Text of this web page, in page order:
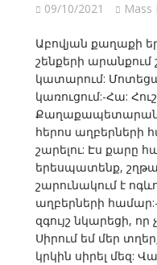
09/10/2021 Mass
Աբովյան քաղաքի
շենքերի արանքում
կատարում:
կառուցում:-Հա:
Քաղաքապետարանը,
հերոս աղբերների
շարելու: Էս քարը
երեսպատենք,
շարունակում է
աղբերների
զգույշ նկարեցի,
Սիրում եմ մեր
կրկին սիրել մեզ: